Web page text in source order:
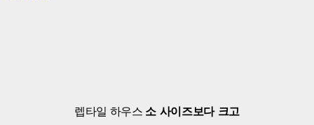
렙타일 하우스 소 사이즈보다 크고